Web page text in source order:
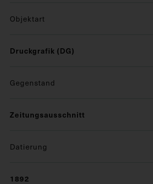
Objektart
Druckgrafik (DG)
Gegenstand
Zeitungsausschnitt
Datierung
1892